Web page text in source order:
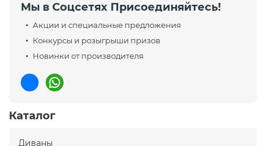
Мы в Соцсетях Присоединяйтесь!
Акции и специальные предложения
Конкурсы и розыгрыши призов
Новинки от производителя
Каталог
Диваны